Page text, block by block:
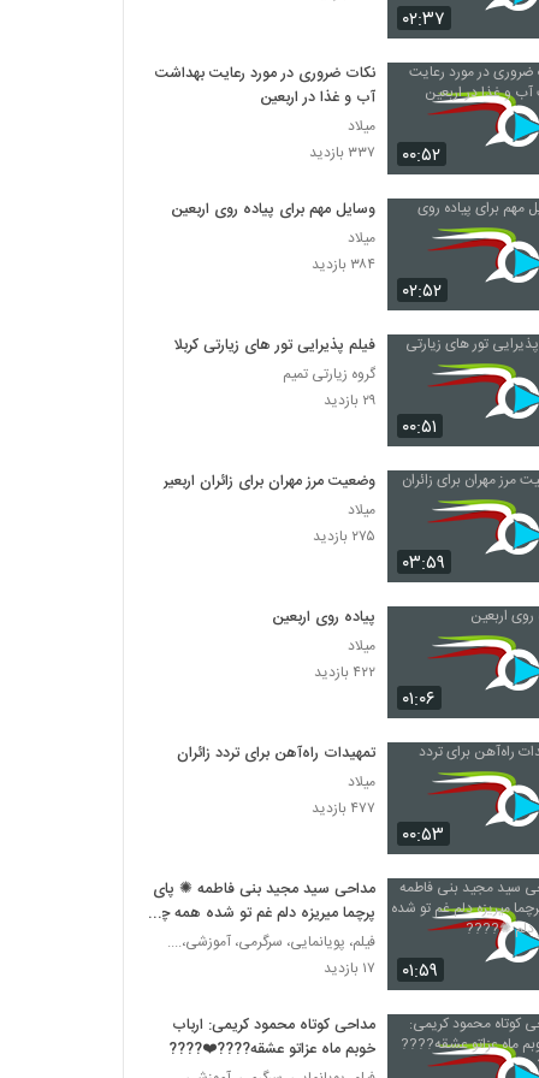
۰۲:۳۷
۰۰:۵۲
نکات ضروری در مورد رعایت بهداشت
آب‌ و غذا در اربعین
میلاد
۳۳۷ بازدید
۰۲:۵۲
وسایل مهم برای پیاده روی اربعین
میلاد
۳۸۴ بازدید
۰۰:۵۱
فیلم پذیرایی تور های زیارتی کربلا
گروه زیارتی تمیم
۲۹ بازدید
۰۳:۵۹
وضعیت مرز مهران برای زائران اربعین
میلاد
۲۷۵ بازدید
۰۱:۰۶
پیاده روی اربعین
میلاد
۴۲۲ بازدید
۰۰:۵۳
تمهیدات راه‌آهن برای تردد زائران
میلاد
۴۷۷ بازدید
۰۱:۵۹
مداحی سید مجید بنی فاطمه ✺ پای
پرچما میریزه دلم غم تو شده همه چیز
دلم ✺????
فیلم، پویانمایی، سرگرمی، آموزشی،....
۱۷ بازدید
مداحی کوتاه محمود کریمی: ارباب
خوبم ماه عزاتو عشقه????❤️????